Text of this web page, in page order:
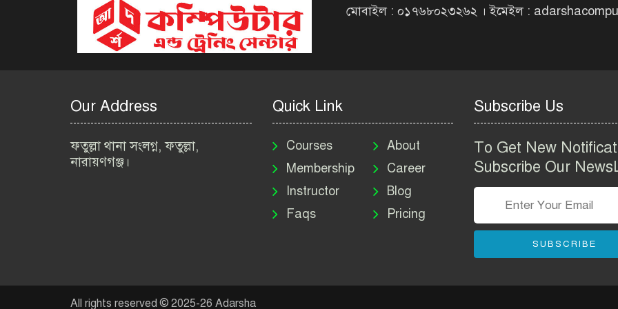
মোবাইল : ০১৭৬৮০২৩২৬২ । ইমেইল :
Our Address
ফতুল্লা থানা সংলগ্ন, ফতুল্লা,
নারায়ণগঞ্জ।
Quick Link
Courses
Membership
Instructor
Faqs
About
Career
Blog
Pricing
Subscribe Us
To Get New
Subscribe Our
SUBSCRIBE
All rights reserved © 2025-26 Adarsha